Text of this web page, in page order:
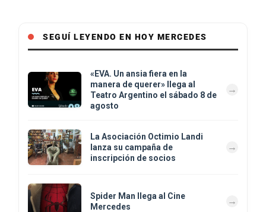
SEGUÍ LEYENDO EN HOY MERCEDES
«EVA. Un ansia fiera en la
manera de querer» llega al
Teatro Argentino el sábado 8 de
agosto
La Asociación Octimio Landi
lanza su campaña de
inscripción de socios
Spider Man llega al Cine
Mercedes